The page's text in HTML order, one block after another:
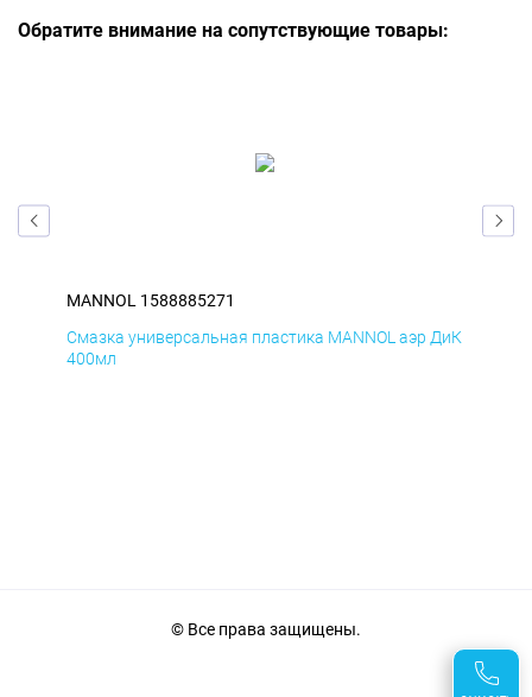
Обратите внимание на сопутствующие товары:
MANNOL 1588885271
Смазка универсальная пластика MANNOL аэр ДиК
400мл
© Все права защищены.